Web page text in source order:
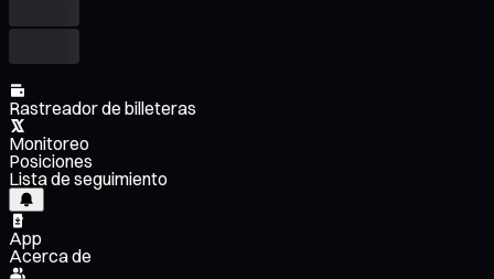
Rastreador de billeteras
Monitoreo
Posiciones
Lista de seguimiento
App
Acerca de